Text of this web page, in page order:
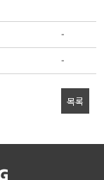
-
-
목록